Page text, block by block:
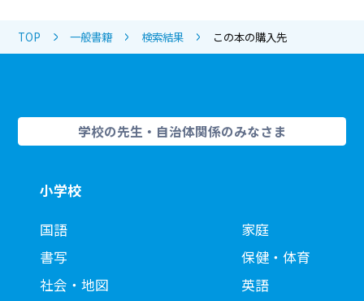
TOP 一般書籍 検索結果 この本の購入先
学校の先生・自治体関係のみなさま
小学校
国語
書写
社会・地図
家庭
保健・体育
英語